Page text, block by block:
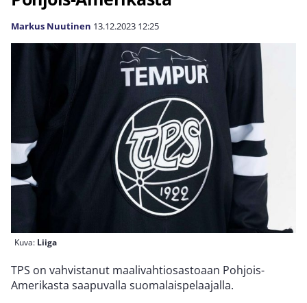
Markus Nuutinen 13.12.2023 12:25
Kuva: Liiga
TPS on vahvistanut maalivahtiosastoaan Pohjois-
Amerikasta saapuvalla suomalaispelaajalla.